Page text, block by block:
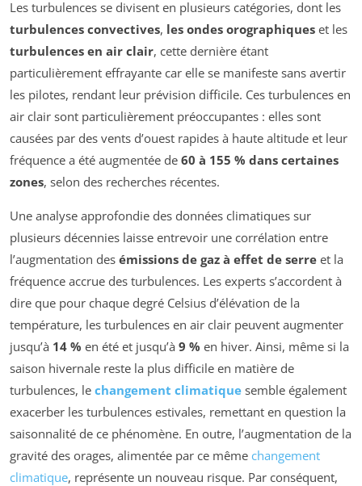
Les turbulences se divisent en plusieurs catégories, dont les
turbulences convectives, les ondes orographiques et les
turbulences en air clair, cette dernière étant
particulièrement effrayante car elle se manifeste sans avertir
les pilotes, rendant leur prévision difficile. Ces turbulences en
air clair sont particulièrement préoccupantes : elles sont
causées par des vents d’ouest rapides à haute altitude et leur
fréquence a été augmentée de 60 à 155 % dans certaines
zones, selon des recherches récentes.
Une analyse approfondie des données climatiques sur
plusieurs décennies laisse entrevoir une corrélation entre
l’augmentation des émissions de gaz à effet de serre et la
fréquence accrue des turbulences. Les experts s’accordent à
dire que pour chaque degré Celsius d’élévation de la
température, les turbulences en air clair peuvent augmenter
jusqu’à 14 % en été et jusqu’à 9 % en hiver. Ainsi, même si la
saison hivernale reste la plus difficile en matière de
turbulences, le changement climatique semble également
exacerber les turbulences estivales, remettant en question la
saisonnalité de ce phénomène. En outre, l’augmentation de la
gravité des orages, alimentée par ce même changement
climatique, représente un nouveau risque. Par conséquent,